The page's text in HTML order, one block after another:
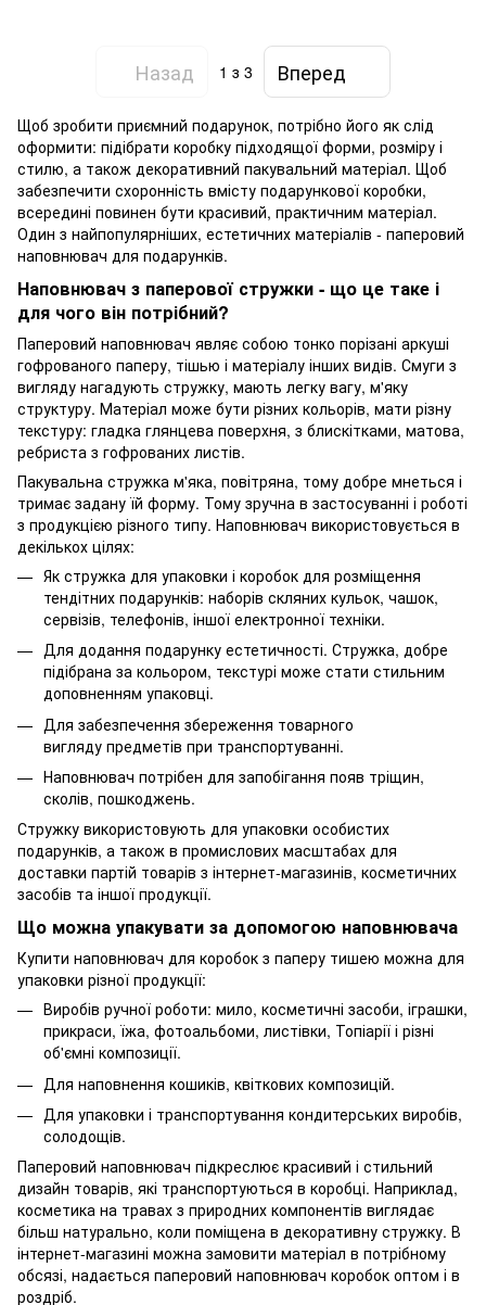
Назад 1 з 3 Вперед
Щоб зробити приємний подарунок, потрібно його як слід
оформити: підібрати коробку підходящої форми, розміру і
стилю, а також декоративний пакувальний матеріал. Щоб
забезпечити схоронність вмісту подарункової коробки,
всередині повинен бути красивий, практичним матеріал.
Один з найпопулярніших, естетичних матеріалів - паперовий
наповнювач для подарунків.
Наповнювач з паперової стружки - що це таке і
для чого він потрібний?
Паперовий наповнювач являє собою тонко порізані аркуші
гофрованого паперу, тішью і матеріалу інших видів. Смуги з
вигляду нагадують стружку, мають легку вагу, м'яку
структуру. Матеріал може бути різних кольорів, мати різну
текстуру: гладка глянцева поверхня, з блискітками, матова,
ребриста з гофрованих листів.
Пакувальна стружка м'яка, повітряна, тому добре мнеться і
тримає задану їй форму. Тому зручна в застосуванні і роботі
з продукцією різного типу. Наповнювач використовується в
декількох цілях:
Як стружка для упаковки і коробок для розміщення
тендітних подарунків: наборів скляних кульок, чашок,
сервізів, телефонів, іншої електронної техніки.
Для додання подарунку естетичності. Стружка, добре
підібрана за кольором, текстурі може стати стильним
доповненням упаковці.
Для забезпечення збереження товарного
вигляду предметів при транспортуванні.
Наповнювач потрібен для запобігання появ тріщин,
сколів, пошкоджень.
Стружку використовують для упаковки особистих
подарунків, а також в промислових масштабах для
доставки партій товарів з інтернет-магазинів, косметичних
засобів та іншої продукції.
Що можна упакувати за допомогою наповнювача
Купити наповнювач для коробок з паперу тишею можна для
упаковки різної продукції:
Виробів ручної роботи: мило, косметичні засоби, іграшки,
прикраси, їжа, фотоальбоми, листівки, Топіарії і різні
об'ємні композиції.
Для наповнення кошиків, квіткових композицій.
Для упаковки і транспортування кондитерських виробів,
солодощів.
Паперовий наповнювач підкреслює красивий і стильний
дизайн товарів, які транспортуються в коробці. Наприклад,
косметика на травах з природних компонентів виглядає
більш натурально, коли поміщена в декоративну стружку. В
інтернет-магазині можна замовити матеріал в потрібному
обсязі, надається паперовий наповнювач коробок оптом і в
роздріб.